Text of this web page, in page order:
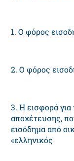
1. O φόρος
2. O φόρος
3. H εισφορά για
αποχέτευσης,
εισόδημα από
«ελληνικός